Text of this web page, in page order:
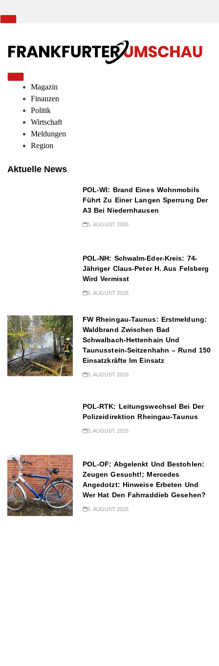
Magazin
Finanzen
Politik
Wirtschaft
Meldungen
Region
Aktuelle News
POL-WI: Brand Eines Wohnmobils
Führt Zu Einer Langen Sperrung Der
A3 Bei Niedernhausen
5. AUGUST 2026
POL-NH: Schwalm-Eder-Kreis: 74-
Jähriger Claus-Peter H. Aus Felsberg
Wird Vermisst
5. AUGUST 2026
FW Rheingau-Taunus: Erstmeldung:
Waldbrand Zwischen Bad
Schwalbach-Hettenhain Und
Taunusstein-Seitzenhahn – Rund 150
Einsatzkräfte Im Einsatz
5. AUGUST 2026
POL-RTK: Leitungswechsel Bei Der
Polizeidirektion Rheingau-Taunus
5. AUGUST 2026
POL-OF: Abgelenkt Und Bestohlen:
Zeugen Gesucht!; Mercedes
Angedotzt: Hinweise Erbeten Und
Wer Hat Den Fahrraddieb Gesehen?
5. AUGUST 2026